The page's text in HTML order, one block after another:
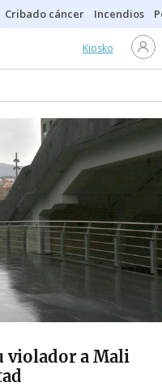
Cribado cáncer Incendios
Kiosko
violador a Mali